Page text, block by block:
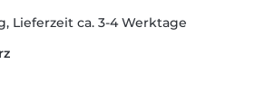
Lieferzeit ca. 3-4 Werktage